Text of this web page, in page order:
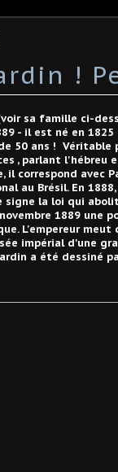
!
sa famille ci-
- il est né en
50 ans !
, parlant l'hébreu
il correspond avec
au Brésil. En
la loi qui
1889 une
L'empereur meut
impérial d'une
a été dessiné